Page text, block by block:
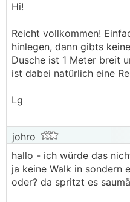
Hi!
Reicht vollkommen!
hinlegen, dann gibts
Dusche ist 1 Meter breit
ist dabei natürlich eine
Lg
johro
hallo - ich würde das
ja keine Walk in sondern
oder? da spritzt es